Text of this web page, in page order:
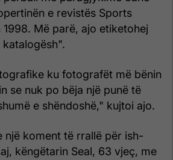
e revistës Sports
Më parë, ajo etiketohej
ku fotografët më bënin
se nuk po bëja një punë të
e shëndoshë," kujtoi ajo.
një koment të rrallë për ish-
këngëtarin Seal, 63 vjeç, me